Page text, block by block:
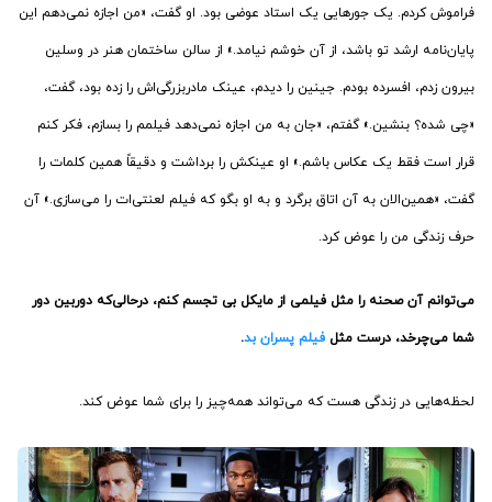
فراموش کردم. یک جورهایی یک استاد عوضی بود. او گفت، «من اجازه نمی‌دهم این
پایان‌نامه ارشد تو باشد، از آن خوشم نیامد.» از سالن ساختمان هنر در وسلین
بیرون زدم، افسرده بودم. جینین را دیدم، عینک مادربزرگی‌‌اش را زده بود، گفت،
«چی شده؟ بنشین.» گفتم، «جان به من اجازه نمی‌دهد فیلمم را بسازم، فکر کنم
قرار است فقط یک عکاس باشم.» او عینکش را برداشت و دقیقاً همین کلمات را
گفت، «همین‌الان به آن اتاق برگرد و به او بگو که فیلم لعنتی‌ات را می‌سازی.» آن
حرف زندگی من را عوض کرد.
می‌توانم آن صحنه را مثل فیلمی از مایکل بی تجسم کنم، درحالی‌که دوربین دور
شما می‌چرخد، درست مثل فیلم پسران بد.
لحظه‌هایی در زندگی هست که می‌تواند همه‌چیز را برای شما عوض کند.